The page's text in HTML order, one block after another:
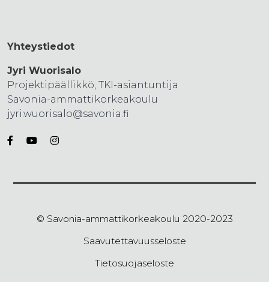
Yhteystiedot
Jyri Wuorisalo
Projektipäällikkö, TKI-asiantuntija
Savonia-ammattikorkeakoulu
jyri.wuorisalo@savonia.fi
© Savonia-ammattikorkeakoulu 2020-2023
Saavutettavuusseloste
Tietosuojaseloste